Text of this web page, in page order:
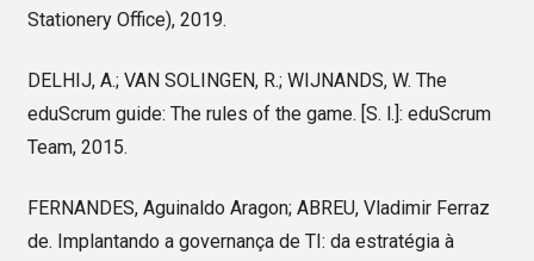
Stationery Office), 2019.
DELHIJ, A.; VAN SOLINGEN, R.; WIJNANDS, W. The
eduScrum guide: The rules of the game. [S. l.]: eduScrum
Team, 2015.
FERNANDES, Aguinaldo Aragon; ABREU, Vladimir Ferraz
de. Implantando a governança de TI: da estratégia à